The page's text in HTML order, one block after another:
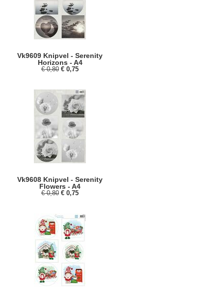
Vk9609 Knipvel - Serenity
Horizons - A4
€ 0,80 € 0,75
Vk9608 Knipvel - Serenity
Flowers - A4
€ 0,80 € 0,75